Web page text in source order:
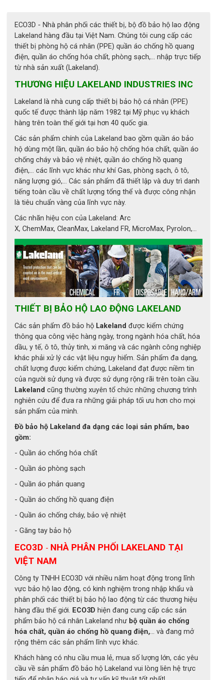
Khẩu trang KN95 M100
Thông số kỹ thuật
Tên sản phẩm: Khẩu trang KN95 M100
Mã sản phẩm: M100
Thương hiệu: Lakeland
Xuất xứ: Trung Quốc
Tiêu chuẩn: KN95
Loại: Khẩu trang chống bụi
Kiểu dáng: Dạng cup
Dây đeo: Qua đầu
Hiệu quả lọc: 95%
Chất liệu: Vải không dệt
Khả năng lọc: Bụi khô
Nẹp mũi: Nhôm
Màu sắc: Trắng
Đóng gói: 50 cái/hộp
Cấu tạo lớp lọc:
- Lớp ngoài: Chống bám bụi, hạn chế tác động môi trường
- Lớp lọc chính: Vải không dệt mật độ cao, tăng khả năng lọc
bụi
- Lớp trung gian: Tăng độ bền và giữ form khẩu trang
Thiết kế hỗ trợ:
- Thiết kế dạng cup – ôm sát nhiều dạng khuôn mặt
- Thanh nẹp mũi nhôm – điều chỉnh linh hoạt, tăng độ kín khít
- Bề mặt nhiều rãnh – hạn chế biến dạng khi sử dụng
- Khoang thở rộng – giúp lưu thông không khí hiệu quả
ECO3D - Nhà phân phối các thiết bị, bộ đồ bảo hộ lao động
Lakeland hàng đầu tại Việt Nam. Chúng tôi cung cấp các
thiết bị phòng hộ cá nhân (PPE) quần áo chống hồ quang
điện, quần áo chống hóa chất, phòng sạch,... nhập trực tiếp
từ nhà sản xuất (Lakeland).
THƯƠNG HIỆU LAKELAND INDUSTRIES INC
Lakeland là nhà cung cấp thiết bị bảo hộ cá nhân (PPE)
quốc tế được thành lập năm 1982 tại Mỹ phục vụ khách
hàng trên toàn thế giới tại hơn 40 quốc gia.
Các sản phẩm chính của Lakeland bao gồm quần áo bảo
hộ dùng một lần, quần áo bảo hộ chống hóa chất, quần áo
chống cháy và bảo vệ nhiệt, quần áo chống hồ quang
điện,... các lĩnh vực khác như khí Gas, phòng sạch, ô tô,
năng lượng gió,... Các sản phẩm đã thiết lập và duy trì danh
tiếng toàn cầu về chất lượng tổng thể và được công nhận
là tiêu chuẩn vàng của lĩnh vực này.
Các nhãn hiệu con của Lakeland: Arc
X, ChemMax, CleanMax, Lakeland FR, MicroMax, Pyrolon,...
THIẾT BỊ BẢO HỘ LAO ĐỘNG LAKELAND
Các sản phẩm đồ bảo hộ Lakeland được kiểm chứng
thông qua công việc hàng ngày, trong ngành hóa chất, hóa
dầu, y tế, ô tô, thủy tinh, xi măng và các ngành công nghiệp
khác phải xử lý các vật liệu nguy hiểm. Sản phẩm đa dạng,
chất lượng được kiểm chứng, Lakeland đạt được niềm tin
của người sử dụng và được sử dụng rộng rãi trên toàn cầu.
Lakeland cũng thường xuyên tổ chức những chương trình
nghiên cứu để đưa ra những giải pháp tối ưu hơn cho mọi
sản phẩm của mình.
Đồ bảo hộ Lakeland đa dạng các loại sản phẩm, bao
gồm:
- Quần áo chống hóa chất
- Quần áo phòng sạch
- Quần áo phản quang
- Quần áo chống hồ quang điện
- Quần áo chống cháy, bảo vệ nhiệt
- Găng tay bảo hộ
ECO3D - NHÀ PHÂN PHỐI LAKELAND TẠI
VIỆT NAM
Công ty TNHH ECO3D với nhiều năm hoạt động trong lĩnh
vực bảo hộ lao động, có kinh nghiệm trong nhập khẩu và
phân phối các thiết bị bảo hộ lao động từ các thương hiệu
hàng đầu thế giới. ECO3D hiện đang cung cấp các sản
phẩm bảo hộ cá nhân Lakeland nhưbộ quần áo chống
hóa chất, quần áo chống hồ quang điện,... và đang mở
rộng thêm các sản phẩm lĩnh vực khác.
Khách hàng có nhu cầu mua lẻ, mua số lượng lớn, các yêu
cầu về sản phẩm đồ bảo hộ Lakeland vui lòng liên hệ trực